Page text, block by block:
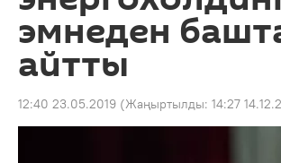
эмнеден
айтты
12:40 23.05.2019 (Жаңыртылды: 14:27